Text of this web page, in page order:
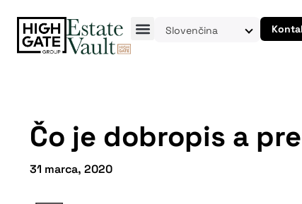
Slovenčina
Čo je dobropis a
31 marca, 2020